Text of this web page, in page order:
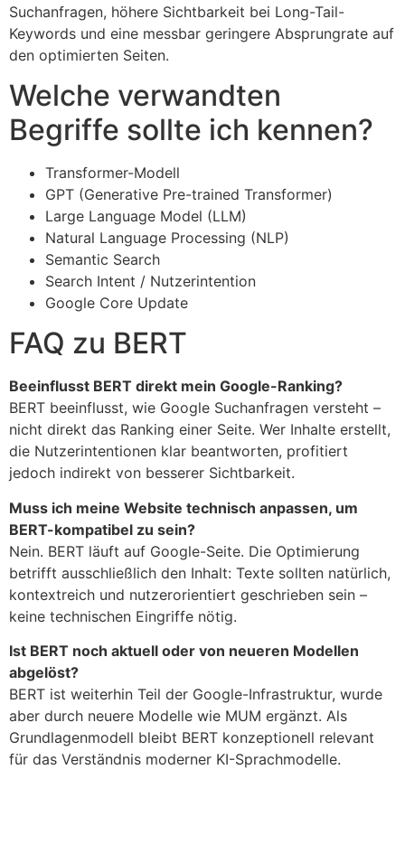
Suchanfragen, höhere Sichtbarkeit bei Long-Tail-
Keywords und eine messbar geringere Absprungrate auf
den optimierten Seiten.
Welche verwandten
Begriffe sollte ich kennen?
Transformer-Modell
GPT (Generative Pre-trained Transformer)
Large Language Model (LLM)
Natural Language Processing (NLP)
Semantic Search
Search Intent / Nutzerintention
Google Core Update
FAQ zu BERT
Beeinflusst BERT direkt mein Google-Ranking?
BERT beeinflusst, wie Google Suchanfragen versteht –
nicht direkt das Ranking einer Seite. Wer Inhalte erstellt,
die Nutzerintentionen klar beantworten, profitiert
jedoch indirekt von besserer Sichtbarkeit.
Muss ich meine Website technisch anpassen, um
BERT-kompatibel zu sein?
Nein. BERT läuft auf Google-Seite. Die Optimierung
betrifft ausschließlich den Inhalt: Texte sollten natürlich,
kontextreich und nutzerorientiert geschrieben sein –
keine technischen Eingriffe nötig.
Ist BERT noch aktuell oder von neueren Modellen
abgelöst?
BERT ist weiterhin Teil der Google-Infrastruktur, wurde
aber durch neuere Modelle wie MUM ergänzt. Als
Grundlagenmodell bleibt BERT konzeptionell relevant
für das Verständnis moderner KI-Sprachmodelle.